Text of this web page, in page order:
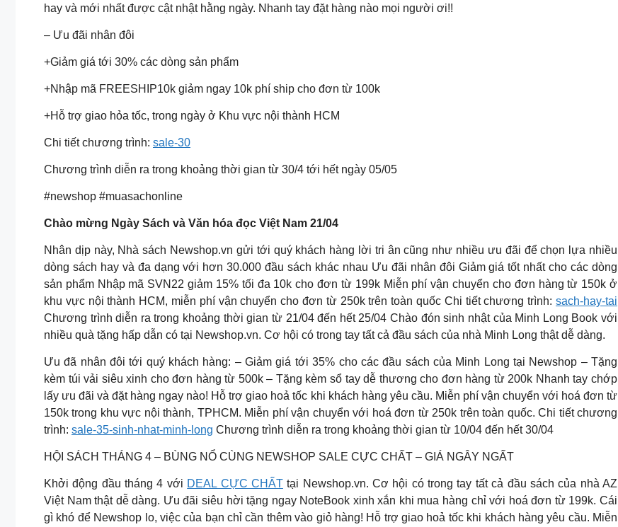
hay và mới nhất được cật nhật hằng ngày. Nhanh tay đặt hàng nào mọi người ơi!!
– Ưu đãi nhân đôi
+Giảm giá tới 30% các dòng sản phẩm
+Nhập mã FREESHIP10k giảm ngay 10k phí ship cho đơn từ 100k
+Hỗ trợ giao hỏa tốc, trong ngày ở Khu vực nội thành HCM
Chi tiết chương trình: sale-30
Chương trình diễn ra trong khoảng thời gian từ 30/4 tới hết ngày 05/05
#newshop #muasachonline
Chào mừng Ngày Sách và Văn hóa đọc Việt Nam 21/04
Nhân dịp này, Nhà sách Newshop.vn gửi tới quý khách hàng lời tri ân cũng như nhiều ưu đãi để chọn lựa nhiều
dòng sách hay và đa dạng với hơn 30.000 đầu sách khác nhau Ưu đãi nhân đôi Giảm giá tốt nhất cho các dòng
sản phẩm Nhập mã SVN22 giảm 15% tối đa 10k cho đơn từ 199k Miễn phí vận chuyển cho đơn hàng từ 150k ở
khu vực nội thành HCM, miễn phí vận chuyển cho đơn từ 250k trên toàn quốc Chi tiết chương trình: sach-hay-tai
Chương trình diễn ra trong khoảng thời gian từ 21/04 đến hết 25/04 Chào đón sinh nhật của Minh Long Book với
nhiều quà tặng hấp dẫn có tại Newshop.vn. Cơ hội có trong tay tất cả đầu sách của nhà Minh Long thật dễ dàng.
Ưu đã nhân đôi tới quý khách hàng: – Giảm giá tới 35% cho các đầu sách của Minh Long tại Newshop – Tặng
kèm túi vải siêu xinh cho đơn hàng từ 500k – Tặng kèm sổ tay dễ thương cho đơn hàng từ 200k Nhanh tay chớp
lấy ưu đãi và đặt hàng ngay nào! Hỗ trợ giao hoả tốc khi khách hàng yêu cầu. Miễn phí vận chuyển với hoá đơn từ
150k trong khu vực nội thành, TPHCM. Miễn phí vận chuyển với hoá đơn từ 250k trên toàn quốc. Chi tiết chương
trình: sale-35-sinh-nhat-minh-long Chương trình diễn ra trong khoảng thời gian từ 10/04 đến hết 30/04
HỘI SÁCH THÁNG 4 – BÙNG NỔ CÙNG NEWSHOP SALE CỰC CHẤT – GIÁ NGÂY NGẤT
Khởi động đầu tháng 4 với DEAL CỰC CHẤTtại Newshop.vn. Cơ hội có trong tay tất cả đầu sách của nhà AZ
Việt Nam thật dễ dàng. Ưu đãi siêu hời tặng ngay NoteBook xinh xắn khi mua hàng chỉ với hoá đơn từ 199k. Cái
gì khó để Newshop lo, việc của bạn chỉ cần thêm vào giỏ hàng! Hỗ trợ giao hoả tốc khi khách hàng yêu cầu. Miễn